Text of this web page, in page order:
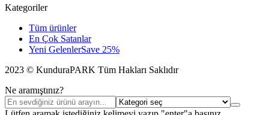
Kategoriler
Tüm ürünler
En Çok Satanlar
Yeni GelenlerSave 25%
2023 © KunduraPARK Tüm Hakları Saklıdır
Ne aramıştınız?